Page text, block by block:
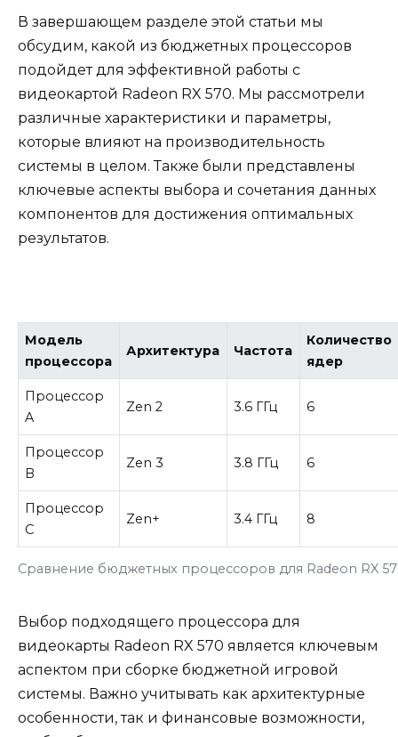
В завершающем разделе этой статьи мы
обсудим, какой из бюджетных процессоров
подойдет для эффективной работы с
видеокартой Radeon RX 570. Мы рассмотрели
различные характеристики и параметры,
которые влияют на производительность
системы в целом. Также были представлены
ключевые аспекты выбора и сочетания данных
компонентов для достижения оптимальных
результатов.
Сравнение бюджетных процессоров для Radeon RX
Модель
процессора
Архитектура Частота
Количество
ядер
Процессор
A
Zen 2 3.6 ГГц 6
Процессор
B
Zen 3 3.8 ГГц 6
Процессор
C
Zen+ 3.4 ГГц 8
Выбор подходящего процессора для
видеокарты Radeon RX 570 является ключевым
аспектом при сборке бюджетной игровой
системы. Важно учитывать как архитектурные
особенности, так и финансовые возможности,